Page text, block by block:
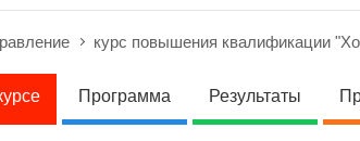
курс повышения квалификации
Программа Результаты